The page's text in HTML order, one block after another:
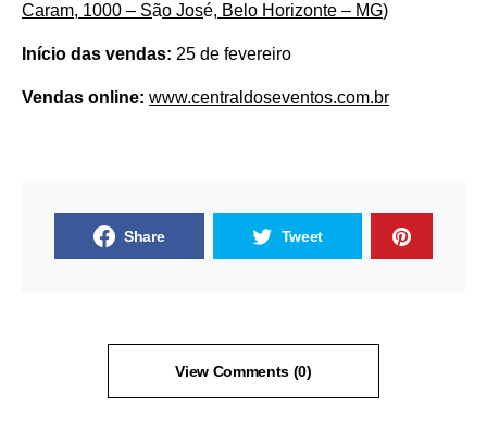
Caram, 1000 – São José, Belo Horizonte – MG)
Início das vendas: 25 de fevereiro
Vendas online: www.centraldoseventos.com.br
Share Tweet
View Comments (0)